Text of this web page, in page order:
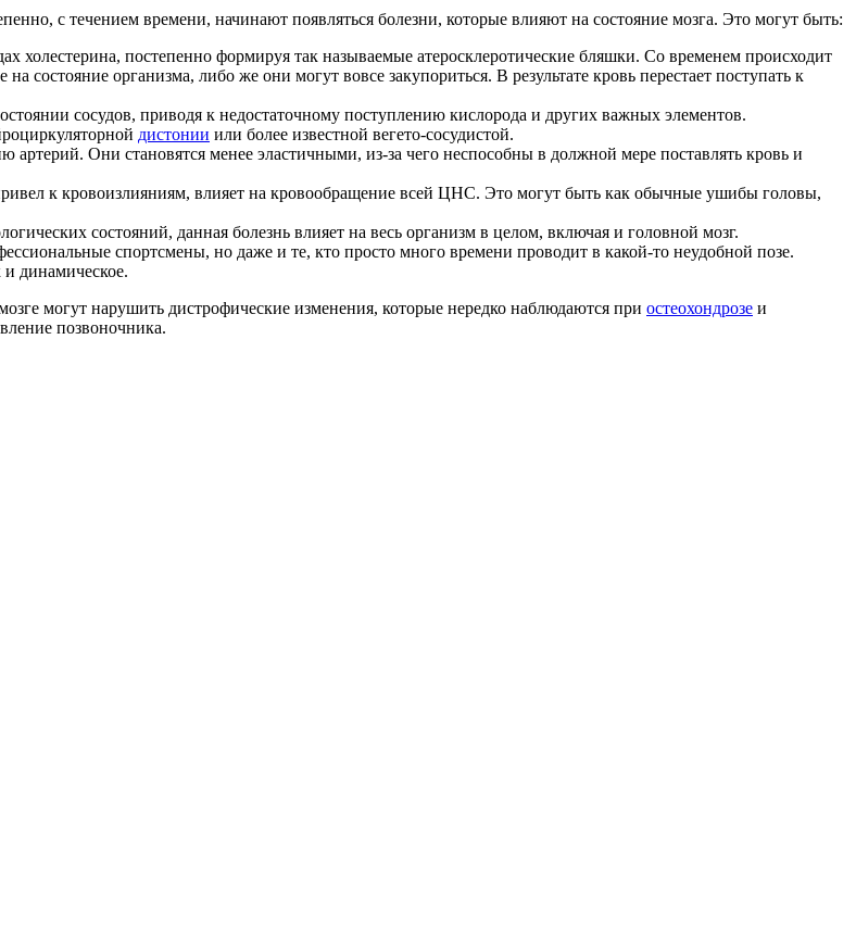
с течением времени, начинают появляться болезни, которые влияют на состояние мозга. Это могут быть:
холестерина, постепенно формируя так называемые атеросклеротические бляшки. Со временем происходит
состояние организма, либо же они могут вовсе закупориться. В результате кровь перестает поступать к
сосудов, приводя к недостаточному поступлению кислорода и других важных элементов.
дистонии или более известной вегето-сосудистой.
артерий. Они становятся менее эластичными, из-за чего неспособны в должной мере поставлять кровь и
к кровоизлияниям, влияет на кровообращение всей ЦНС. Это могут быть как обычные ушибы головы,
состояний, данная болезнь влияет на весь организм в целом, включая и головной мозг.
спортсмены, но даже и те, кто просто много времени проводит в какой-то неудобной позе.
и динамическое.
могут нарушить дистрофические изменения, которые нередко наблюдаются при остеохондрозе и
позвоночника.